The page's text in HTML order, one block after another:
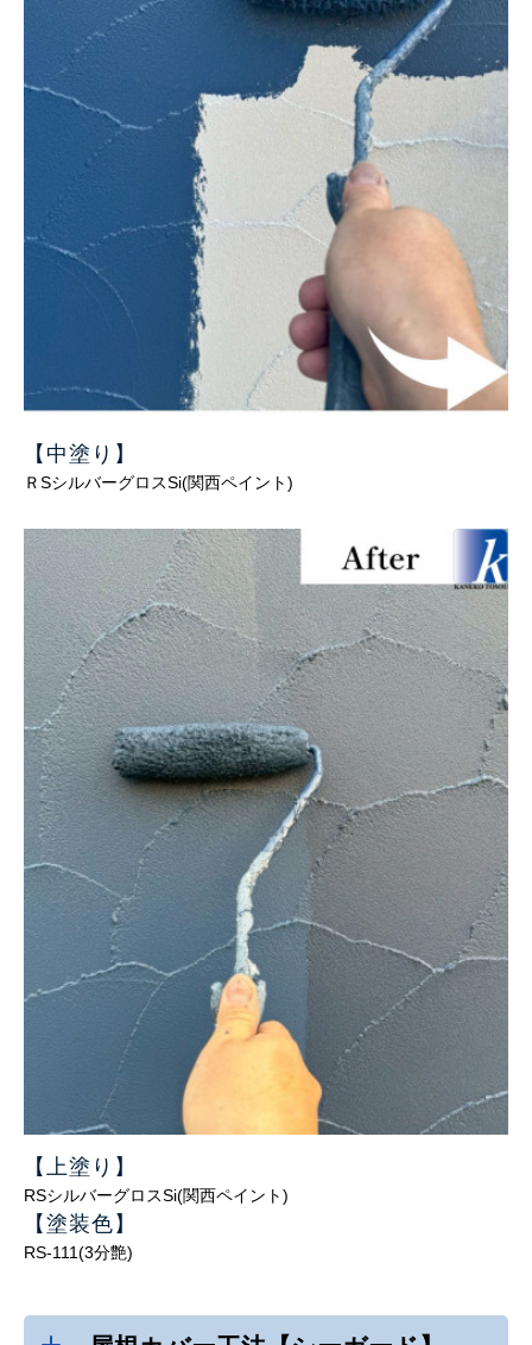
【中塗り 】
ＲSシルバーグロスSi(関西ペイント)
【上塗り 】
RSシルバーグロスSi(関西ペイント)
【塗装色 】
RS-111(3分艶)